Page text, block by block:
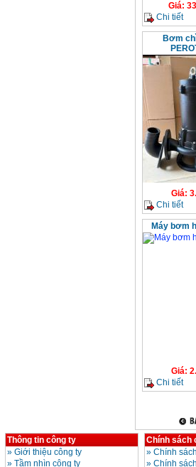
Giá:
Chi tiết
Bơm
Giá:
Chi tiết
Máy bơm
Giá:
Chi tiết
Thông tin công ty
» Giới thiệu công ty
» Tầm nhìn công ty
Chính sách
» Chính
» Chính